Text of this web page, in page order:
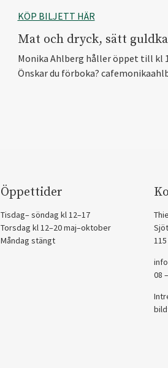
KÖP BILJETT HÄR
Mat och dryck, sätt
Monika Ahlberg håller öppet till kl
Önskar du förboka?
Öppettider
Tisdag– söndag kl 12–17
Torsdag kl 12–20 maj–oktober
Måndag stängt
08